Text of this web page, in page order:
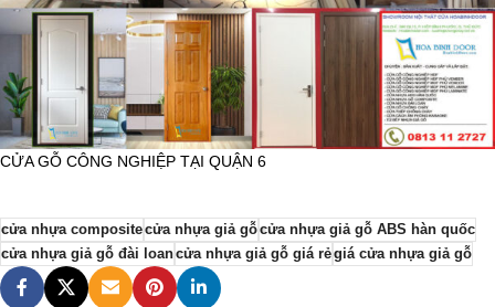
CỬA GỖ CÔNG NGHIỆP TẠI QUẬN 6
cửa nhựa compositecửa nhựa giả gỗcửa nhựa giả gỗ ABS hàn quốc
cửa nhựa giả gỗ đài loancửa nhựa giả gỗ giá rẻgiá cửa nhựa giả gỗ